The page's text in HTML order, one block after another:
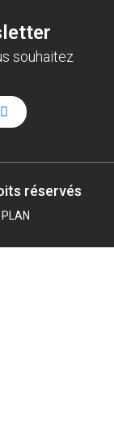
souhaitez
réservés